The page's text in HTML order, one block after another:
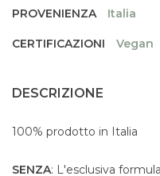
PROVENIENZA Italia
CERTIFICAZIONI Vegan
DESCRIZIONE
100% prodotto in Italia
SENZA: L'esclusiva